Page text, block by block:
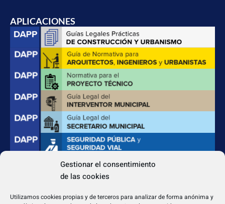
Gestionar el consentimiento
de las cookies
Utilizamos cookies propias y de terceros para analizar de forma anónima y
APLICACIONES